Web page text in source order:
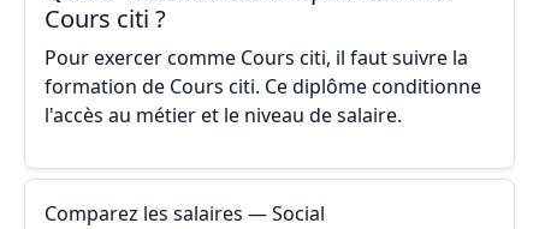
Cours citi ?
Pour exercer comme Cours citi, il faut suivre la
formation de Cours citi. Ce diplôme conditionne
l'accès au métier et le niveau de salaire.
Comparez les salaires — Social